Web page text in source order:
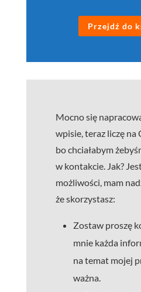
Przejdź do
Mocno się
wpisie, teraz liczę na
bo chciałabym
w kontakcie. Jak?
możliwości, mam
że skorzystasz:
Zostaw proszę
mnie każda
na temat mojej
ważna.